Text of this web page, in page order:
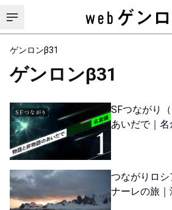
ゲンロンβ31
ゲンロンβ31
SFつながり
あいだで｜名
つながりロ
ナーレの旅